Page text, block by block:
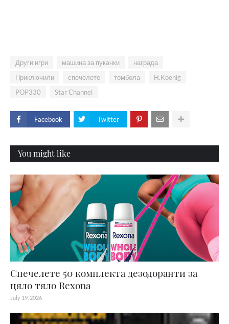
Други игри машина за пуканки
награда
Приключили
спечелете томбола
H.Koenig
POP330
Star Channel
Facebook Twitter
You might like
Спечелете 50 комплекта дезодоранти за
цяло тяло Rexona
July 19, 2026